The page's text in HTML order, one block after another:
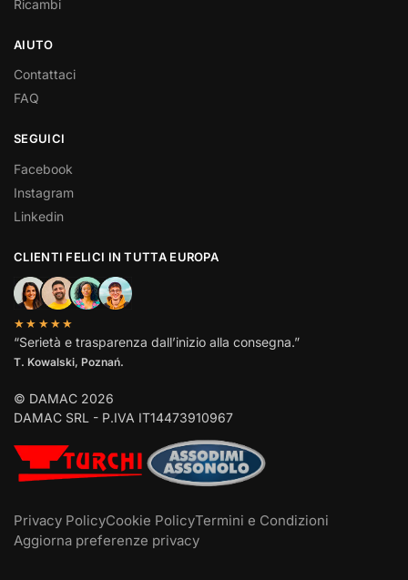
Ricambi
AIUTO
Contattaci
FAQ
SEGUICI
Facebook
Instagram
Linkedin
CLIENTI FELICI IN TUTTA EUROPA
★★★★★
“Serietà e trasparenza dall’inizio alla consegna.”
T. Kowalski, Poznań.
© DAMAC 2026
DAMAC SRL - P.IVA IT14473910967
Privacy PolicyCookie PolicyTermini e Condizioni
Aggiorna preferenze privacy